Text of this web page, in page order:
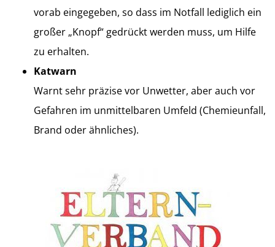
vorab eingegeben, so dass im Notfall lediglich ein
großer „Knopf“ gedrückt werden muss, um Hilfe
zu erhalten.
Katwarn
Warnt sehr präzise vor Unwetter, aber auch vor
Gefahren im unmittelbaren Umfeld (Chemieunfall,
Brand oder ähnliches).